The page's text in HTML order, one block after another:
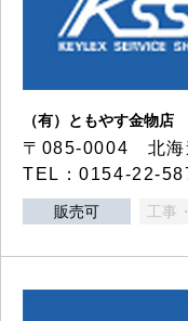
（有）ともやす金物店
〒085-0004 北海
TEL：0154-22-
販売可 工事